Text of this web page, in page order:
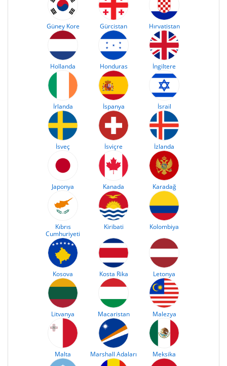
Güney Kore Gürcistan Hırvatistan
Hollanda Honduras İngiltere
İrlanda İspanya İsrail
İsveç İsviçre İzlanda
Japonya Kanada Karadağ
Kıbrıs
Cumhuriyeti
Kiribati Kolombiya
Kosova Kosta Rika Letonya
Litvanya Macaristan Malezya
Malta Marshall Adaları Meksika